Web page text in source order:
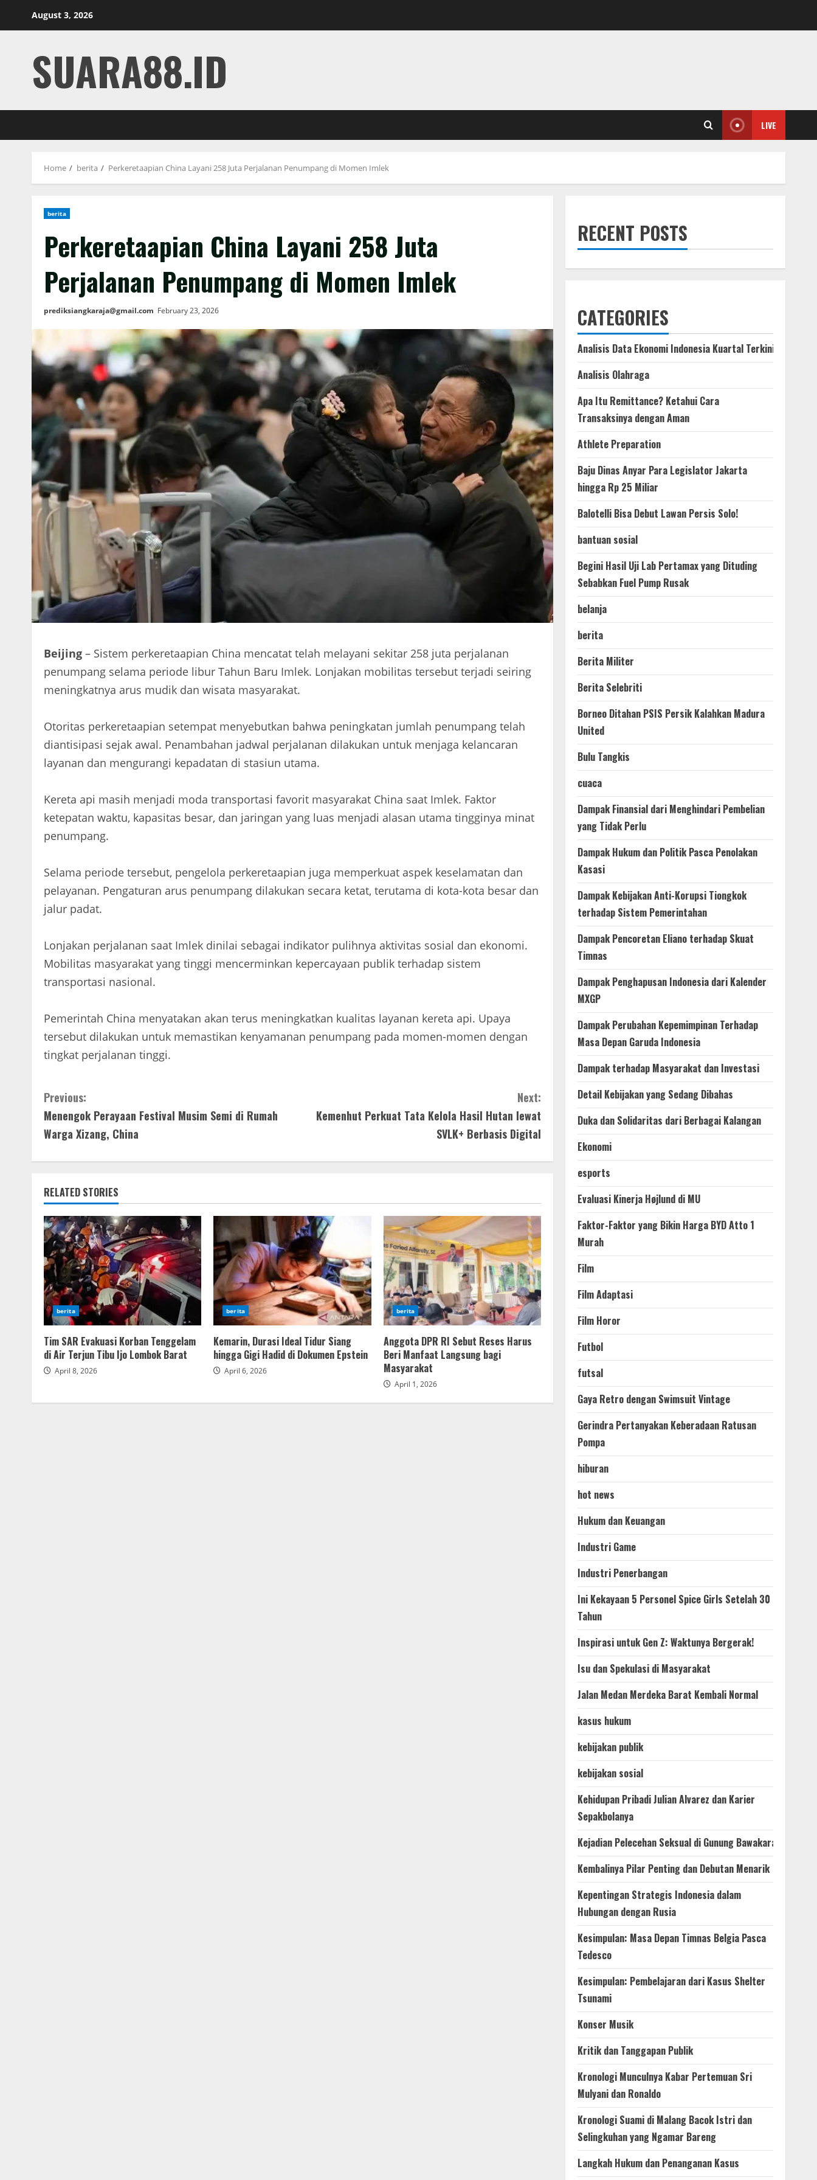
August 3, 2026
SUARA88.ID
LIVE
Home berita Perkeretaapian China Layani 258 Juta Perjalanan Penumpang di Momen Imlek
berita
Perkeretaapian China Layani 258 Juta
Perjalanan Penumpang di Momen Imlek
prediksiangkaraja@gmail.com February 23, 2026
Beijing – Sistem perkeretaapian China mencatat telah melayani sekitar 258 juta perjalanan
penumpang selama periode libur Tahun Baru Imlek. Lonjakan mobilitas tersebut terjadi seiring
meningkatnya arus mudik dan wisata masyarakat.
Otoritas perkeretaapian setempat menyebutkan bahwa peningkatan jumlah penumpang telah
diantisipasi sejak awal. Penambahan jadwal perjalanan dilakukan untuk menjaga kelancaran
layanan dan mengurangi kepadatan di stasiun utama.
Kereta api masih menjadi moda transportasi favorit masyarakat China saat Imlek. Faktor
ketepatan waktu, kapasitas besar, dan jaringan yang luas menjadi alasan utama tingginya minat
penumpang.
Selama periode tersebut, pengelola perkeretaapian juga memperkuat aspek keselamatan dan
pelayanan. Pengaturan arus penumpang dilakukan secara ketat, terutama di kota-kota besar dan
jalur padat.
Lonjakan perjalanan saat Imlek dinilai sebagai indikator pulihnya aktivitas sosial dan ekonomi.
Mobilitas masyarakat yang tinggi mencerminkan kepercayaan publik terhadap sistem
transportasi nasional.
Pemerintah China menyatakan akan terus meningkatkan kualitas layanan kereta api. Upaya
tersebut dilakukan untuk memastikan kenyamanan penumpang pada momen-momen dengan
tingkat perjalanan tinggi.
Continue
Reading
Previous:
Menengok Perayaan Festival Musim Semi di Rumah
Warga Xizang, China
Next:
Kemenhut Perkuat Tata Kelola Hasil Hutan lewat
SVLK+ Berbasis Digital
RELATED STORIES
berita
Tim SAR Evakuasi Korban Tenggelam
di Air Terjun Tibu Ijo Lombok Barat
April 8, 2026
berita
Kemarin, Durasi Ideal Tidur Siang
hingga Gigi Hadid di Dokumen Epstein
April 6, 2026
berita
Anggota DPR RI Sebut Reses Harus
Beri Manfaat Langsung bagi
Masyarakat
April 1, 2026
RECENT POSTS
CATEGORIES
Analisis Data Ekonomi Indonesia Kuartal Terkini
Analisis Olahraga
Apa Itu Remittance? Ketahui Cara
Transaksinya dengan Aman
Athlete Preparation
Baju Dinas Anyar Para Legislator Jakarta
hingga Rp 25 Miliar
Balotelli Bisa Debut Lawan Persis Solo!
bantuan sosial
Begini Hasil Uji Lab Pertamax yang Dituding
Sebabkan Fuel Pump Rusak
belanja
berita
Berita Militer
Berita Selebriti
Borneo Ditahan PSIS Persik Kalahkan Madura
United
Bulu Tangkis
cuaca
Dampak Finansial dari Menghindari Pembelian
yang Tidak Perlu
Dampak Hukum dan Politik Pasca Penolakan
Kasasi
Dampak Kebijakan Anti-Korupsi Tiongkok
terhadap Sistem Pemerintahan
Dampak Pencoretan Eliano terhadap Skuat
Timnas
Dampak Penghapusan Indonesia dari Kalender
MXGP
Dampak Perubahan Kepemimpinan Terhadap
Masa Depan Garuda Indonesia
Dampak terhadap Masyarakat dan Investasi
Detail Kebijakan yang Sedang Dibahas
Duka dan Solidaritas dari Berbagai Kalangan
Ekonomi
esports
Evaluasi Kinerja Højlund di MU
Faktor-Faktor yang Bikin Harga BYD Atto 1
Murah
Film
Film Adaptasi
Film Horor
Futbol
futsal
Gaya Retro dengan Swimsuit Vintage
Gerindra Pertanyakan Keberadaan Ratusan
Pompa
hiburan
hot news
Hukum dan Keuangan
Industri Game
Industri Penerbangan
Ini Kekayaan 5 Personel Spice Girls Setelah 30
Tahun
Inspirasi untuk Gen Z: Waktunya Bergerak!
Isu dan Spekulasi di Masyarakat
Jalan Medan Merdeka Barat Kembali Normal
kasus hukum
kebijakan publik
kebijakan sosial
Kehidupan Pribadi Julian Alvarez dan Karier
Sepakbolanya
Kejadian Pelecehan Seksual di Gunung Bawakaraeng
Kembalinya Pilar Penting dan Debutan Menarik
Kepentingan Strategis Indonesia dalam
Hubungan dengan Rusia
Kesimpulan: Masa Depan Timnas Belgia Pasca
Tedesco
Kesimpulan: Pembelajaran dari Kasus Shelter
Tsunami
Konser Musik
Kritik dan Tanggapan Publik
Kronologi Munculnya Kabar Pertemuan Sri
Mulyani dan Ronaldo
Kronologi Suami di Malang Bacok Istri dan
Selingkuhan yang Ngamar Bareng
Langkah Hukum dan Penanganan Kasus